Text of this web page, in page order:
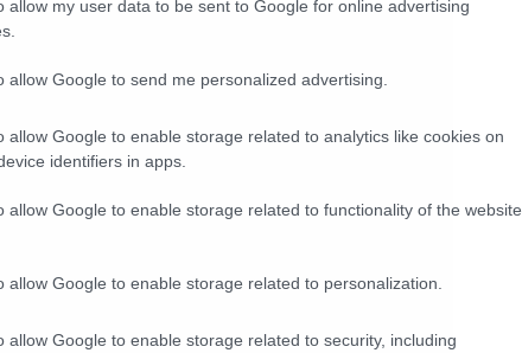
allow my user data to be sent to Google for online advertising
allow Google to send me personalized advertising.
allow Google to enable storage related to analytics like cookies on
identifiers in apps.
allow Google to enable storage related to functionality of the website
allow Google to enable storage related to personalization.
allow Google to enable storage related to security, including